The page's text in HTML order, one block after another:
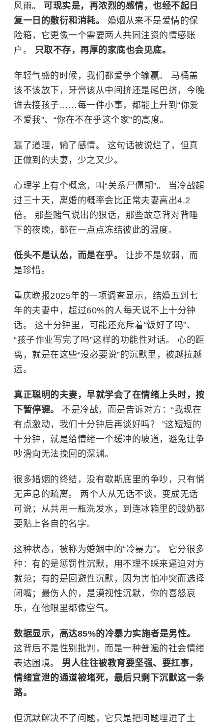
风雨。 可现实是，再浓烈的感情，也经不起日
复一日的敷衍和消耗。 婚姻从来不是爱情的保
险箱，它更像一个需要两人共同注资的情感账
户。
只取不存，再厚的家底也会见底。
年轻气盛的时候，我们都爱争个输赢。 马桶盖
该不该放下，牙膏该从中间挤还是尾巴挤，今晚
谁去接孩子……每一件小事，都能上升到“你爱
不爱我”、“你在不在乎这个家”的高度。
赢了道理，输了感情。 这句话被说烂了，但真
正做到的夫妻，少之又少。
心理学上有个概念，叫“关系尸僵期”。 当冷战超
过三十天，离婚的概率会比正常夫妻高出4.2
倍。 那些赌气说出的狠话，那些故意背对背睡
下的夜晚，都在一点点冻结彼此的温度。
低头不是认怂，而是在乎。 让步不是软弱，而
是珍惜。
重庆晚报2025年的一项调查显示，结婚五到七
年的夫妻中，超过60%的人每天说不上十分钟
话。 这十分钟里，可能还充斥着“饭好了吗”、
“孩子作业写完了吗”这样的功能性对话。 心的距
离，就是在这些“没必要说”的沉默里，被越拉越
远。
真正聪明的夫妻，早就学会了在情绪上头时，按
下暂停键。 不是冷战，而是告诉对方：“我现在
有点激动，我们十分钟后再谈好吗？ ”这短短的
十分钟，就是给情绪一个缓冲的坡道，避免让争
吵滑向无法挽回的深渊。
很多婚姻的终结，没有歇斯底里的争吵，只有悄
无声息的疏离。 两个人从无话不谈，变成无话
可说；从共用一瓶洗发水，到连冰箱里的酸奶都
要贴上各自的名字。
这种状态，被称为婚姻中的“冷暴力”。 它分很多
种：有的是惩罚性沉默，用不理不睬来逼迫对方
就范；有的是回避性沉默，因为害怕冲突而选择
闭嘴；最伤人的，是漠视性沉默，你的喜怒哀
乐，在他眼里都像空气。
数据显示，高达85%的冷暴力实施者是男性。
这背后不是性别批判，而是一种普遍的社会情绪
表达困境。 男人往往被教育要坚强、要扛事，
情绪宣泄的通道被堵死，最后只剩下沉默这一条
路。
但沉默解决不了问题，它只是把问题埋进了土